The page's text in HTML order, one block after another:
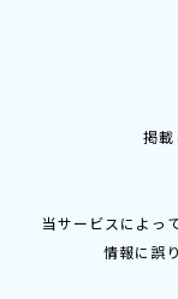
掲載
当サービスによっ
情報に誤